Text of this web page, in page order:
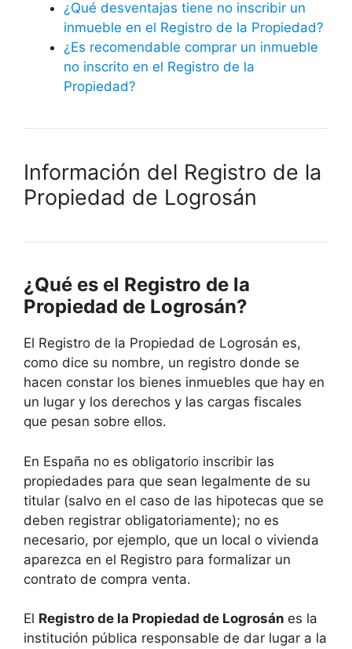
¿Qué desventajas tiene no inscribir un
inmueble en el Registro de la Propiedad?
¿Es recomendable comprar un inmueble
no inscrito en el Registro de la
Propiedad?
Información del Registro de la
Propiedad de Logrosán
¿Qué es el Registro de la
Propiedad de Logrosán?
El Registro de la Propiedad de Logrosán es,
como dice su nombre, un registro donde se
hacen constar los bienes inmuebles que hay en
un lugar y los derechos y las cargas fiscales
que pesan sobre ellos.
En España no es obligatorio inscribir las
propiedades para que sean legalmente de su
titular (salvo en el caso de las hipotecas que se
deben registrar obligatoriamente); no es
necesario, por ejemplo, que un local o vivienda
aparezca en el Registro para formalizar un
contrato de compra venta.
El Registro de la Propiedad de Logrosán es la
institución pública responsable de dar lugar a la